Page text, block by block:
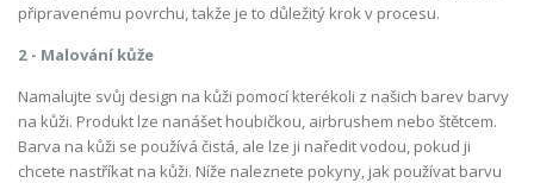
připravenému povrchu, takže je to důležitý krok v procesu.
2 - Malování kůže
Namalujte svůj design na kůži pomocí kterékoli z našich barev barvy
na kůži. Produkt lze nanášet houbičkou, airbrushem nebo štětcem.
Barva na kůži se používá čistá, ale lze ji naředit vodou, pokud ji
chcete nastříkat na kůži. Níže naleznete pokyny, jak používat barvu